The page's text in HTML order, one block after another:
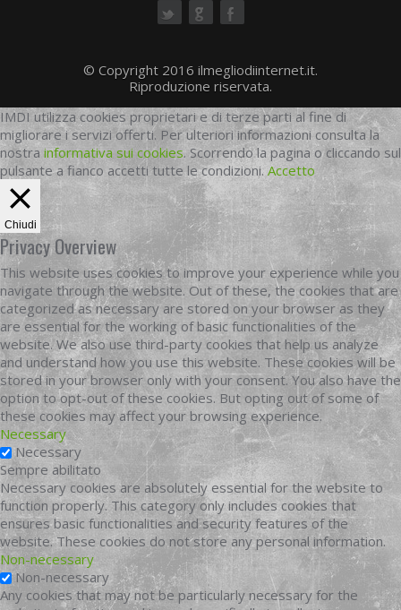
© Copyright 2016 ilmegliodiinternet.it.
Riproduzione riservata.
IMDI utilizza cookies proprietari e di terze parti al fine di
migliorare i servizi offerti. Per ulteriori informazioni consulta la
nostra informativa sui cookies. Scorrendo la pagina o cliccando sul
pulsante a fianco accetti tutte le condizioni. Accetto
Chiudi
Privacy Overview
This website uses cookies to improve your experience while you
navigate through the website. Out of these, the cookies that are
categorized as necessary are stored on your browser as they
are essential for the working of basic functionalities of the
website. We also use third-party cookies that help us analyze
and understand how you use this website. These cookies will be
stored in your browser only with your consent. You also have the
option to opt-out of these cookies. But opting out of some of
these cookies may affect your browsing experience.
Necessary
Necessary
Sempre abilitato
Necessary cookies are absolutely essential for the website to
function properly. This category only includes cookies that
ensures basic functionalities and security features of the
website. These cookies do not store any personal information.
Non-necessary
Non-necessary
Any cookies that may not be particularly necessary for the